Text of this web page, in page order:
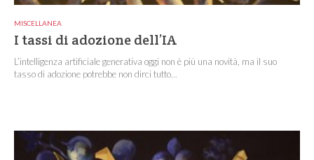
MISCELLANEA
I tassi di adozione dell’IA
L’intelligenza artificiale generativa oggi non è più una novità, ma il suo
tasso di adozione potrebbe non dirci tutto...